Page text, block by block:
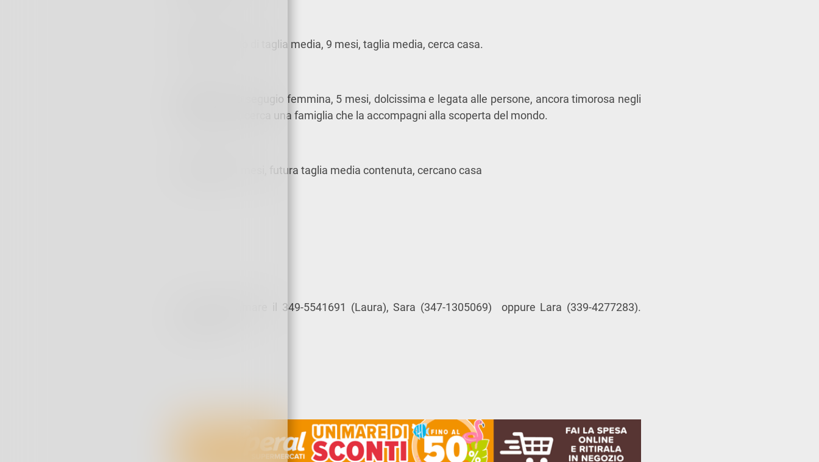
lupetto di taglia media, 9 mesi, taglia media, cerca casa.
Incrocio segugio femmina, 5 mesi, dolcissima e legata alle persone, ancora timorosa negli
spazi esterni, cerca una famiglia che la accompagni alla scoperta del mondo.
di 4 mesi, futura taglia media contenuta, cercano casa
Per info chiamare il 349-5541691 (Laura), Sara (347-1305069) oppure Lara (339-4277283).